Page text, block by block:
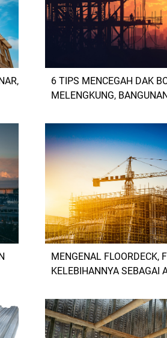
6 TIPS MENCEGAH DAK
MELENGKUNG,
MENGENAL FLOORDECK,
KELEBIHANNYA SEBAGAI